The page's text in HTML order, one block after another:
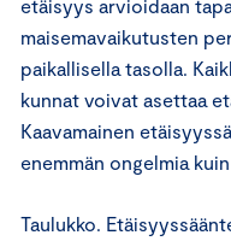
etäisyys arvioidaan
maisemavaikutusten
paikallisella tasolla.
kunnat voivat asettaa
Kaavamainen
enemmän ongelmia
Taulukko.